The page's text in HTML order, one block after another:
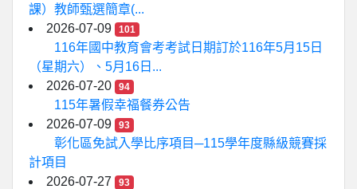
課）教師甄選簡章(...
2026-07-09
101
116年國中教育會考考試日期訂於116年5月15日
（星期六）、5月16日...
2026-07-20
94
115年暑假幸福餐券公告
2026-07-09
93
彰化區免試入學比序項目─115學年度縣級競賽採
計項目
2026-07-27
93